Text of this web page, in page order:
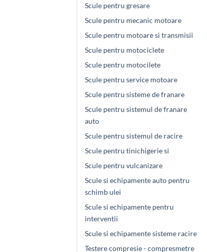
Scule pentru gresare
Scule pentru mecanic motoare
Scule pentru motoare si transmisii
Scule pentru motociclete
Scule pentru motocilete
Scule pentru service motoare
Scule pentru sisteme de franare
Scule pentru sistemul de franare
auto
Scule pentru sistemul de racire
Scule pentru tinichigerie si
Scule pentru vulcanizare
Scule si echipamente auto pentru
schimb ulei
Scule si echipamente pentru
interventii
Scule si echipamente sisteme racire
Testere compresie - compresmetre